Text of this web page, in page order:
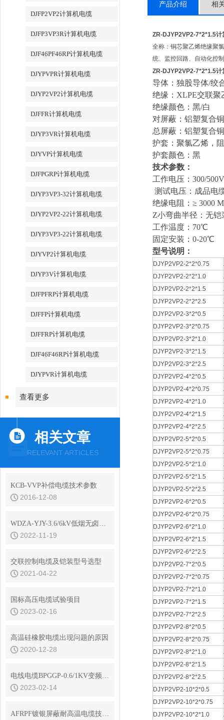
DJFP2VP2计算机电缆
DJFP3VP3R计算机电缆
DJF46PF46RP计算机电缆
DJYPVPR计算机电缆
DJYP2VP2计算机电缆
DJFFR计算机电缆
DJYP3VR计算机电缆
DJYVP计算机电缆
DJFPGRP计算机电缆
DJYP3VP3-32计算机电缆
DJYP2VP2-22计算机电缆
DJYP3VP3-22计算机电缆
DJYVP2计算机电缆
DJYP3V计算机电缆
DJFPFRP计算机电缆
DJFFP计算机电缆
DJFFRP计算机电缆
DJF46F46RP计算机电缆
DJYPVR计算机电缆
查看更多
相关文章
RELEVANT ARTICLES
KCB-VVP补偿电缆技术参数
2016-12-08
WDZA-YJY-3.6/6kV低烟无卤高压电缆结构参数
2022-11-19
交联控制电缆及铠装型号选型
2021-04-22
国标高压电缆试验项目
2023-02-16
高温硅橡胶电缆出现问题的原因
2020-12-28
电线电缆BPGGP-0.6/1KV变频电缆标准规格选型
2023-02-14
AFRPF镀银屏蔽耐高温电缆技术参数
产品介绍 相
ZR-DJYP2VP2-7*2*1.5计
全称：铜芯聚乙烯绝缘聚
统、监控回路、自动化控
ZR-DJYP2VP2-7*2*1.5计
导体：独股导体/绞
绝缘：XLPE交联聚
绝缘颜色： 黑/白
对屏蔽：铝塑复合
总屏蔽：铝塑复合
护套：聚氯乙烯 ，
护套颜色：黑
技术参数：
工作电压： 300/500V
测试电压：成品电
绝缘电阻：≥ 3000
Z小弯曲半径：无
工作温度： 70℃
固定安装 ：0-20℃
型号说明：
DJYP2VP2-2*2*0.75
DJYP2VP2-2*2*1.0
DJYP2VP2-2*2*1.5
DJYP2VP2-2*2*2.5
DJYP2VP2-3*2*0.5
DJYP2VP2-3*2*0.75
DJYP2VP2-3*2*1.0
DJYP2VP2-3*2*1.5
DJYP2VP2-3*2*2.5
DJYP2VP2-4*2*0.5
DJYP2VP2-4*2*0.75
DJYP2VP2-4*2*1.0
DJYP2VP2-4*2*1.5
DJYP2VP2-4*2*2.5
DJYP2VP2-5*2*0.5
DJYP2VP2-5*2*0.75
DJYP2VP2-5*2*1.0
DJYP2VP2-5*2*1.5
DJYP2VP2-5*2*2.5
DJYP2VP2-6*2*0.5
DJYP2VP2-6*2*0.75
DJYP2VP2-6*2*1.0
DJYP2VP2-6*2*1.5
DJYP2VP2-6*2*2.5
DJYP2VP2-7*2*0.5
DJYP2VP2-7*2*0.75
DJYP2VP2-7*2*1.0
DJYP2VP2-7*2*1.5
DJYP2VP2-7*2*2.5
DJYP2VP2-8*2*0.5
DJYP2VP2-8*2*0.75
DJYP2VP2-8*2*1.0
DJYP2VP2-8*2*1.5
DJYP2VP2-8*2*2.5
DJYP2VP2-10*2*0.5
DJYP2VP2-10*2*0.75
DJYP2VP2-10*2*1.0